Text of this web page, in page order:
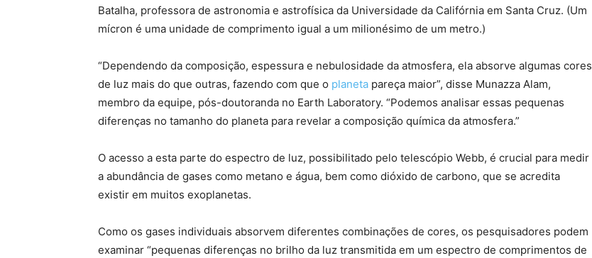
Batalha, professora de astronomia e astrofísica da Universidade da Califórnia em Santa Cruz. (Um
mícron é uma unidade de comprimento igual a um milionésimo de um metro.)
“Dependendo da composição, espessura e nebulosidade da atmosfera, ela absorve algumas cores
de luz mais do que outras, fazendo com que o planeta pareça maior”, disse Munazza Alam,
membro da equipe, pós-doutoranda no Earth Laboratory. “Podemos analisar essas pequenas
diferenças no tamanho do planeta para revelar a composição química da atmosfera.”
O acesso a esta parte do espectro de luz, possibilitado pelo telescópio Webb, é crucial para medir
a abundância de gases como metano e água, bem como dióxido de carbono, que se acredita
existir em muitos exoplanetas.
Como os gases individuais absorvem diferentes combinações de cores, os pesquisadores podem
examinar “pequenas diferenças no brilho da luz transmitida em um espectro de comprimentos de